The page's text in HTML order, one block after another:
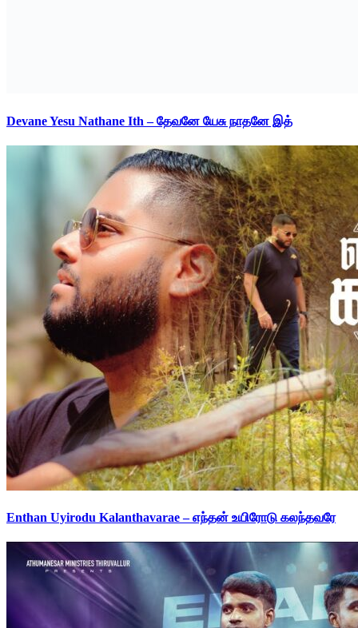
Devane Yesu Nathane Ith – தேவனே யேசு நாதனே இத்
Enthan Uyirodu Kalanthavarae – எந்தன் உயிரோடு கலந்தவரே